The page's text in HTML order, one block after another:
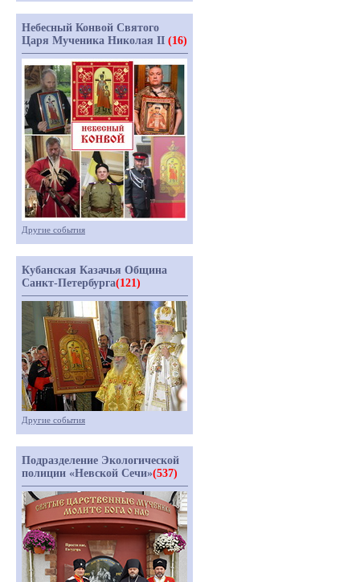
Небесный Конвой Святого
Царя Мученика Николая II (16)
Другие события
Кубанская Казачья Община
Санкт-Петербурга(121)
Другие события
Подразделение Экологической
полиции «Невской Сечи»(537)